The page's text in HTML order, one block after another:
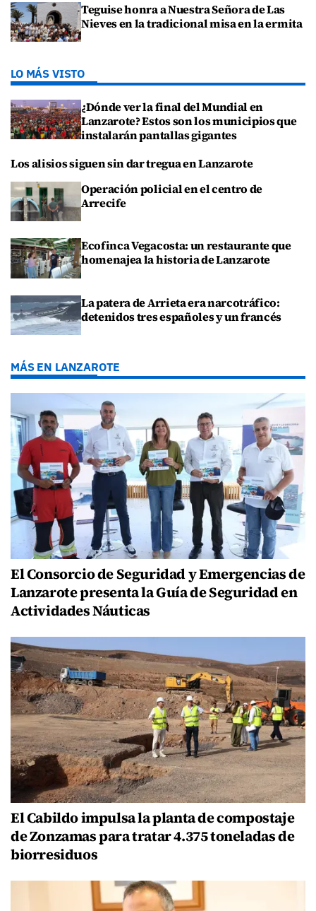
Teguise honra a Nuestra Señora de Las
Nieves en la tradicional misa en la ermita
LO MÁS VISTO
¿Dónde ver la final del Mundial en
Lanzarote? Estos son los municipios que
instalarán pantallas gigantes
Los alisios siguen sin dar tregua en Lanzarote
Operación policial en el centro de
Arrecife
Ecofinca Vegacosta: un restaurante que
homenajea la historia de Lanzarote
La patera de Arrieta era narcotráfico:
detenidos tres españoles y un francés
MÁS EN LANZAROTE
El Consorcio de Seguridad y Emergencias de
Lanzarote presenta la Guía de Seguridad en
Actividades Náuticas
El Cabildo impulsa la planta de compostaje
de Zonzamas para tratar 4.375 toneladas de
biorresiduos